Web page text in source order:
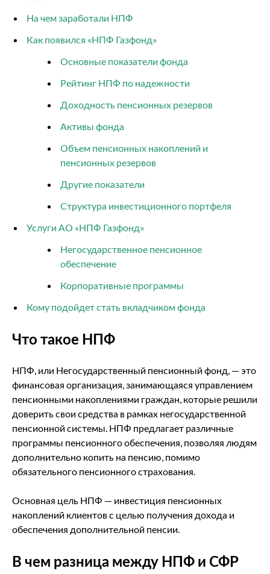
На чем заработали НПФ
Как появился «НПФ Газфонд»
Основные показатели фонда
Рейтинг НПФ по надежности
Доходность пенсионных резервов
Активы фонда
Объем пенсионных накоплений и
пенсионных резервов
Другие показатели
Структура инвестиционного портфеля
Услуги АО «НПФ Газфонд»
Негосударственное пенсионное
обеспечение
Корпоративные программы
Кому подойдет стать вкладчиком фонда
Что такое НПФ
НПФ, или Негосударственный пенсионный фонд, — это
финансовая организация, занимающаяся управлением
пенсионными накоплениями граждан, которые решили
доверить свои средства в рамках негосударственной
пенсионной системы. НПФ предлагает различные
программы пенсионного обеспечения, позволяя людям
дополнительно копить на пенсию, помимо
обязательного пенсионного страхования.
Основная цель НПФ — инвестиция пенсионных
накоплений клиентов с целью получения дохода и
обеспечения дополнительной пенсии.
В чем разница между НПФ и СФР